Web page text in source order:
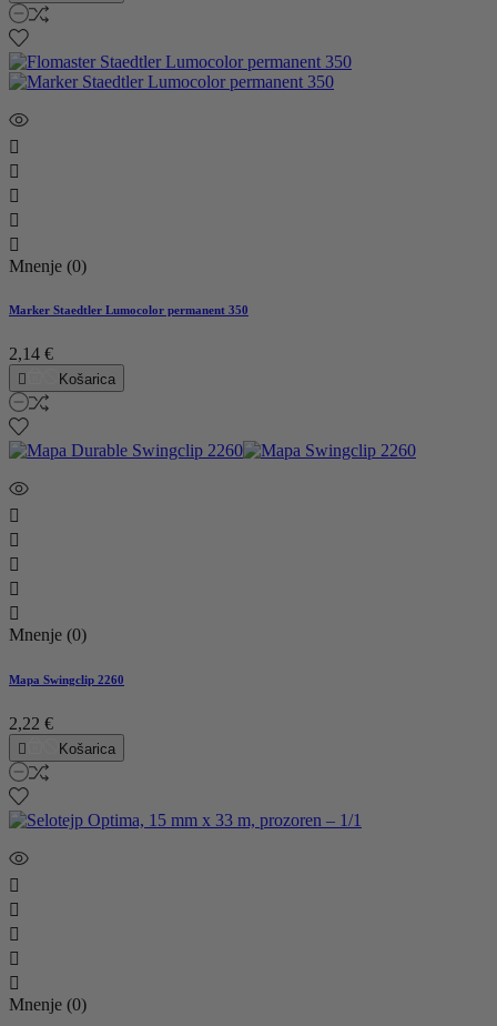





Mnenje (0)
Marker Staedtler Lumocolor permanent 350
2,14 €
 Košarica





Mnenje (0)
Mapa Swingclip 2260
2,22 €
 Košarica





Mnenje (0)